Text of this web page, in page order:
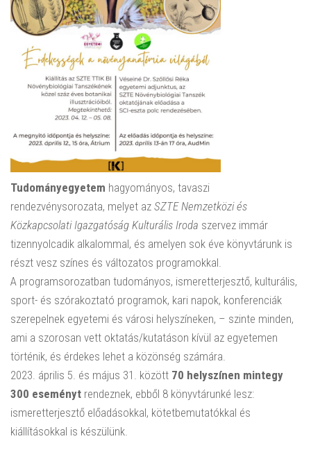
Tudományegyetem hagyományos, tavaszi
rendezvénysorozata, melyet az SZTE Nemzetközi és
Közkapcsolati Igazgatóság Kulturális Iroda szervez immár
tizennyolcadik alkalommal, és amelyen sok éve könyvtárunk is
részt vesz színes és változatos programokkal.
A programsorozatban tudományos, ismeretterjesztő, kulturális,
sport- és szórakoztató programok, kari napok, konferenciák
szerepelnek egyetemi és városi helyszíneken, – szinte minden,
ami a szorosan vett oktatás/kutatáson kívül az egyetemen
történik, és érdekes lehet a közönség számára.
2023. április 5. és május 31. között 70 helyszínen mintegy
300 eseményt rendeznek, ebből 8 könyvtárunké lesz:
ismeretterjesztő előadásokkal, kötetbemutatókkal és
kiállításokkal is készülünk.